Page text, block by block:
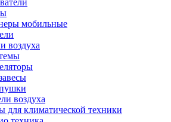
мобильные
воздуха
воздуха
для климатической техники